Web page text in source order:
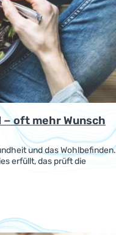
− oft mehr Wunsch
und das Wohlbefinden.
erfüllt, das prüft die
der jüngsten
vor und zeigen: Lecker soll